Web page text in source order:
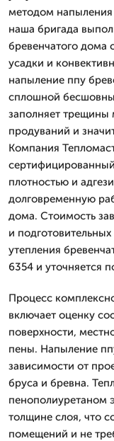
методом
наша бригада
бревенчатого дома
усадки и
напыление ппу
сплошной
заполняет
продуваний и
Компания
плотностью и
долговременную
дома. Стоимость
и
утепления
6354 и уточняется
Процесс
включает оценку
поверхности,
пены. Напыление
зависимости от
бруса и бревна.
пенополиуретаном
толщине слоя, что
помещений и не